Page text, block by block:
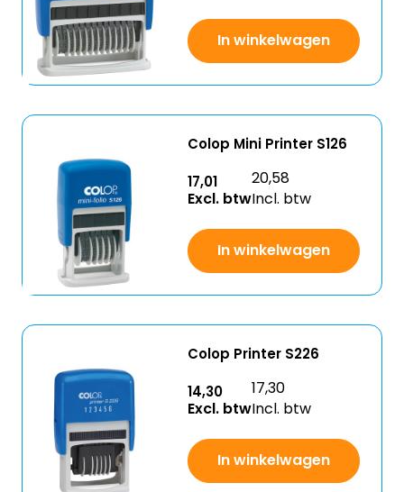
In winkelwagen
Colop Mini Printer S126
17,01
Excl. btw
20,58
Incl. btw
In winkelwagen
Colop Printer S226
14,30
Excl. btw
17,30
Incl. btw
In winkelwagen